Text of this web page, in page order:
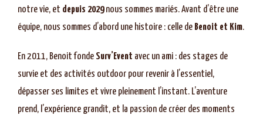
notre vie, et depuis 2029nous sommes mariés. Avant d’être une
équipe, nous sommes d’abord une histoire : celle de Benoit et Kim.
En 2011, Benoit fonde Surv’Event avec un ami : des stages de
survie et des activités outdoor pour revenir à l’essentiel,
dépasser ses limites et vivre pleinement l’instant. L’aventure
prend, l’expérience grandit, et la passion de créer des moments